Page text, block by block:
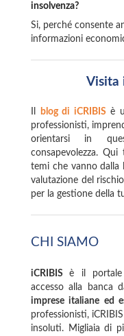
insolvenza?
Si, perché consente
informazioni
Visita
blog di iCRIBIS è
professionisti,
orientarsi in
consapevolezza.
temi che vanno dalla
valutazione del
per la gestione della
CHI SIAMO
iCRIBISè il portale
accesso alla banca
imprese italiane ed
professionisti,
insoluti. Migliaia di